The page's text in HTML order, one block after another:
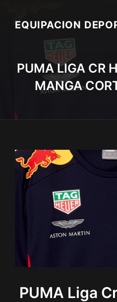
contentEQUIPACION
PUMA LIGA CR
MANGA
PUMA Liga